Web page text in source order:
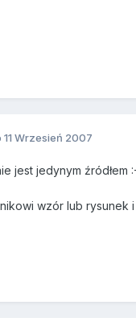
11 Wrzesień 2007
jest jedynym źródłem
wzór lub rysunek